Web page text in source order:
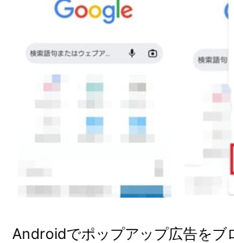
Androidでポップアップ広告をブ